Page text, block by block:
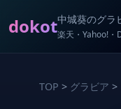
dokot中城葵のグラ
楽天・Yahoo!
TOP > グラビア >